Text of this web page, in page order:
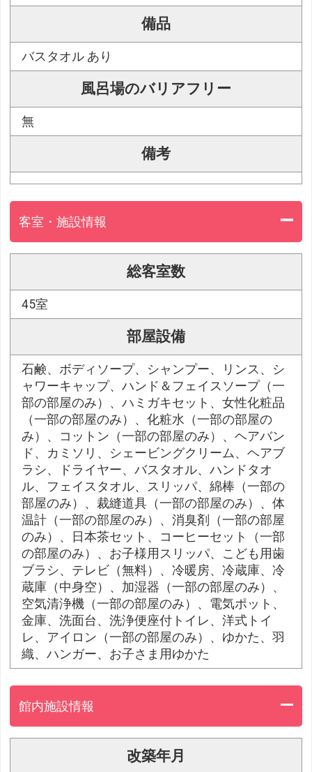
備品
バスタオル あり
風呂場のバリアフリー
無
備考
客室・施設情報
総客室数
45室
部屋設備
石鹸、ボディソープ、シャンプー、リンス、シ
ャワーキャップ、ハンド＆フェイスソープ（一
部の部屋のみ）、ハミガキセット、女性化粧品
（一部の部屋のみ）、化粧水（一部の部屋の
み）、コットン（一部の部屋のみ）、ヘアバン
ド、カミソリ、シェービングクリーム、ヘアブ
ラシ、ドライヤー、バスタオル、ハンドタオ
ル、フェイスタオル、スリッパ、綿棒（一部の
部屋のみ）、裁縫道具（一部の部屋のみ）、体
温計（一部の部屋のみ）、消臭剤（一部の部屋
のみ）、日本茶セット、コーヒーセット（一部
の部屋のみ）、お子様用スリッパ、こども用歯
ブラシ、テレビ（無料）、冷暖房、冷蔵庫、冷
蔵庫（中身空）、加湿器（一部の部屋のみ）、
空気清浄機（一部の部屋のみ）、電気ポット、
金庫、洗面台、洗浄便座付トイレ、洋式トイ
レ、アイロン（一部の部屋のみ）、ゆかた、羽
織、ハンガー、お子さま用ゆかた
館内施設情報
改築年月